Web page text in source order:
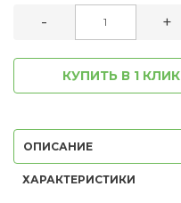
- +
КУПИТЬ В 1 КЛИК
ОПИСАНИЕ
ХАРАКТЕРИСТИКИ